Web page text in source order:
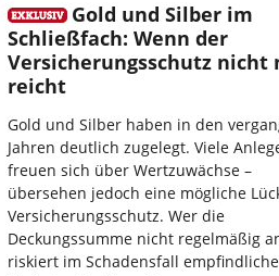
Gold und Silber im
Schließfach: Wenn der
Versicherungsschutz nicht
reicht
Gold und Silber haben in den
Jahren deutlich zugelegt. Viele
freuen sich über Wertzuwächse –
übersehen jedoch eine mögliche
Versicherungsschutz. Wer die
Deckungssumme nicht regelmäßig
riskiert im Schadensfall empfindliche